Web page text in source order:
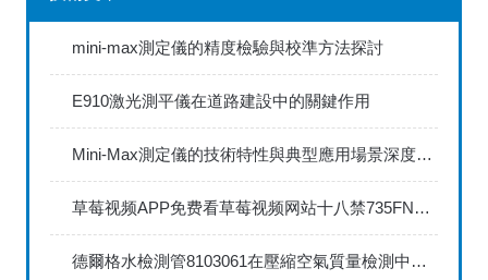
mini-max測定儀的精度檢驗與校準方法探討
E910激光測平儀在道路建設中的關鍵作用
Mini-Max測定儀的技術特性與典型應用場景深度解讀
草莓视频APP免费看草莓视频网站十八禁735FN1.5正確的校準步驟
德爾格水檢測管8103061在壓縮空氣質量檢測中的應用